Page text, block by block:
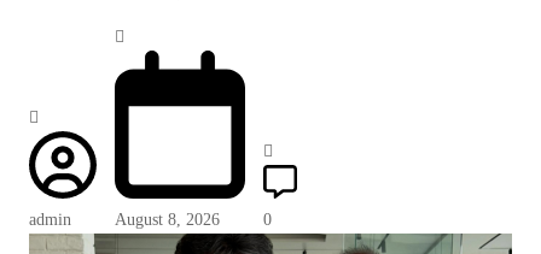
admin August 8, 2026 0